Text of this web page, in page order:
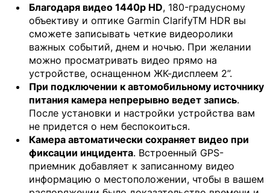
Благодаря видео 1440p HD, 180-градусному
объективу и оптике Garmin ClarifyTM HDR вы
сможете записывать четкие видеоролики
важных событий, днем и ночью. При желании
можно просматривать видео прямо на
устройстве, оснащенном ЖК-дисплеем 2”.
При подключении к автомобильному источнику
питания камера непрерывно ведет запись.
После установки и настройки устройства вам
не придется о нем беспокоиться.
Камера автоматически сохраняет видео при
фиксации инцидента. Встроенный GPS-
приемник добавляет к записанному видео
информацию о местоположении, чтобы в вашем